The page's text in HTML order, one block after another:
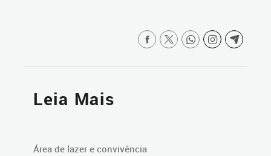
Leia Mais
Área de lazer e convivência